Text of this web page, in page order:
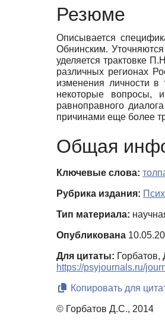
Резюме
Описывается
Обнинским.
уделяется трактовке
различных регионах
изменения личности
некоторые вопросы,
равноправного
причинами еще более
Общая
Ключевые слова:
Рубрика издания:
Тип материала:
Опубликована
Для цитаты:
https://psyjournals.ru/
Копировать для
© Горбатов Д.С., 2014